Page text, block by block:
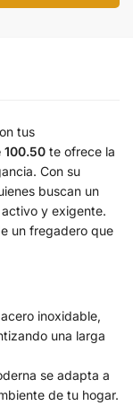
tus
100.50 te ofrece la
Con su
buscan un
y exigente.
un fregadero que
inoxidable,
una larga
se adapta a
de tu hogar.